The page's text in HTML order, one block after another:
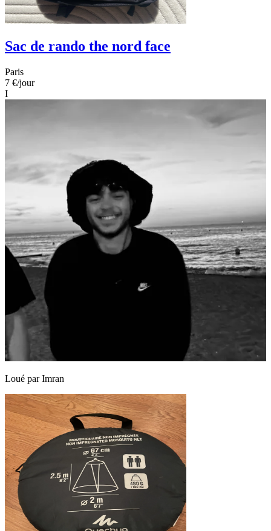
Sac de rando the nord face
Paris
7 €/jour
I
Loué parImran